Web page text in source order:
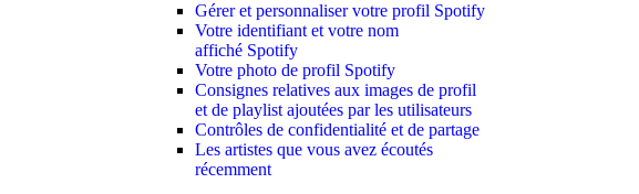
Gérer et personnaliser votre profil Spotify
Votre identifiant et votre nom
affiché Spotify
Votre photo de profil Spotify
Consignes relatives aux images de profil
et de playlist ajoutées par les utilisateurs
Contrôles de confidentialité et de partage
Les artistes que vous avez écoutés
récemment